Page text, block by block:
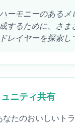
ーモニーのあるメ
成するために、さま
ドレイヤーを探索し
ニティ共有
なたのおいしいト